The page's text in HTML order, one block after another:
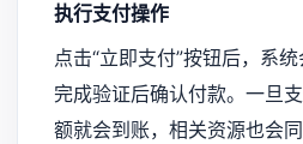
执行支付操作
点击“立即支付”按钮后，系统
完成验证后确认付款。一旦
额就会到账，相关资源也会